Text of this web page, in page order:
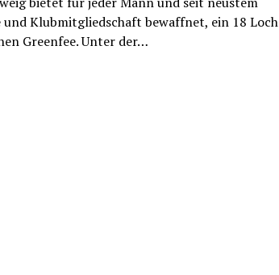
Klubmitgliedschaft bewaffnet, ein 18 Loch
Greenfee. Unter der…